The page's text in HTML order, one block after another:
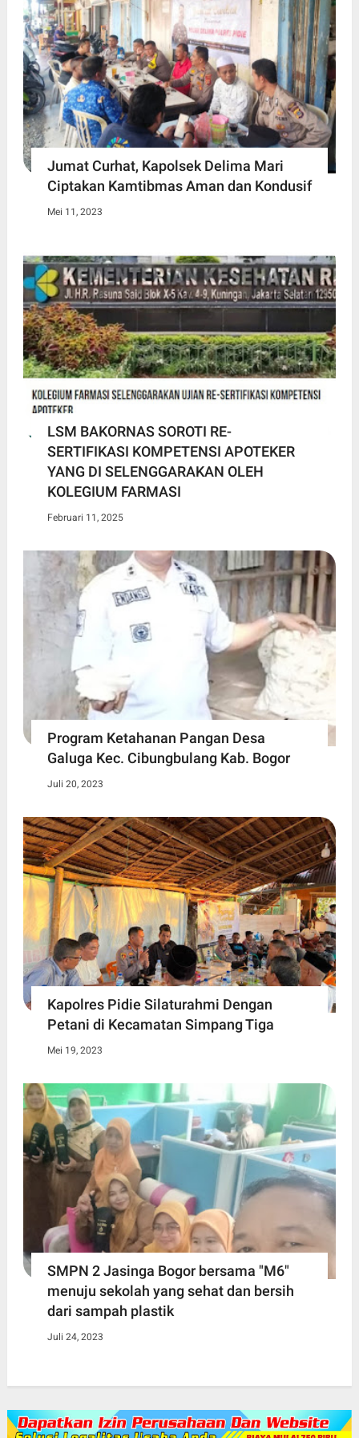
Jumat Curhat, Kapolsek Delima Mari
Ciptakan Kamtibmas Aman dan Kondusif
Mei 11, 2023
LSM BAKORNAS SOROTI RE-
SERTIFIKASI KOMPETENSI APOTEKER
YANG DI SELENGGARAKAN OLEH
KOLEGIUM FARMASI
Februari 11, 2025
Program Ketahanan Pangan Desa
Galuga Kec. Cibungbulang Kab. Bogor
Juli 20, 2023
Kapolres Pidie Silaturahmi Dengan
Petani di Kecamatan Simpang Tiga
Mei 19, 2023
SMPN 2 Jasinga Bogor bersama "M6"
menuju sekolah yang sehat dan bersih
dari sampah plastik
Juli 24, 2023